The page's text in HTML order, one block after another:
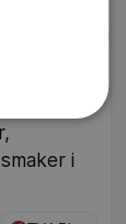
öar
i